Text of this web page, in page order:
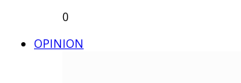
0
OPINION